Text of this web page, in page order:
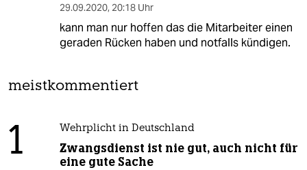
29.09.2020, 20:18 Uhr
kann man nur hoffen das die Mitarbeiter einen
geraden Rücken haben und notfalls kündigen.
meistkommentiert
1 Wehrplicht in Deutschland
Zwangsdienst ist nie gut, auch nicht für
eine gute Sache